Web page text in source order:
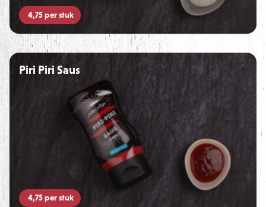
4,75per stuk
Piri Piri Saus
4,75per stuk